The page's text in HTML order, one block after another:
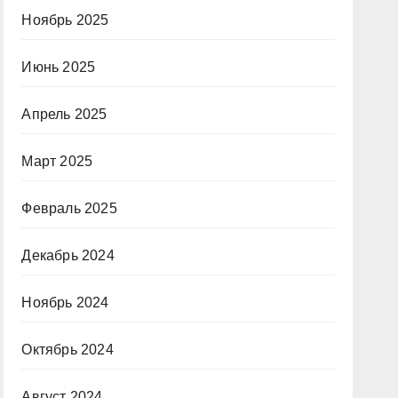
Ноябрь 2025
Июнь 2025
Апрель 2025
Март 2025
Февраль 2025
Декабрь 2024
Ноябрь 2024
Октябрь 2024